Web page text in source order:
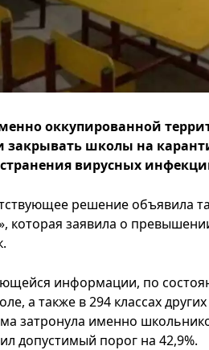
оккупированной
закрывать школы на
вирусных
решение объявила
которая заявила о
информации, по
а также в 294 классах
затронула именно
допустимый порог на 42,9%.